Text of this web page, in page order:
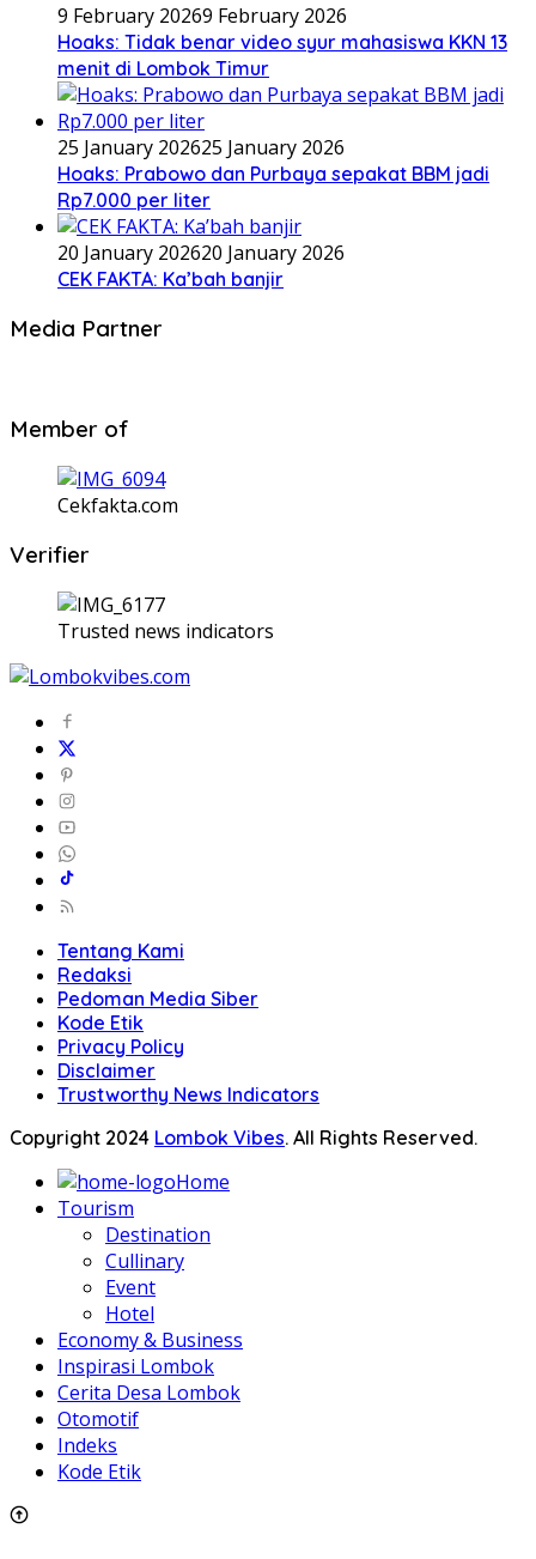
9 February 20269 February 2026
Hoaks: Tidak benar video syur mahasiswa KKN 13
menit di Lombok Timur
25 January 202625 January 2026
Hoaks: Prabowo dan Purbaya sepakat BBM jadi
Rp7.000 per liter
20 January 202620 January 2026
CEK FAKTA: Ka’bah banjir
Media Partner
Member of
Cekfakta.com
Verifier
Trusted news indicators
Tentang Kami
Redaksi
Pedoman Media Siber
Kode Etik
Privacy Policy
Disclaimer
Trustworthy News Indicators
Copyright 2024 Lombok Vibes. All Rights Reserved.
Home
Tourism
Destination
Cullinary
Event
Hotel
Economy & Business
Inspirasi Lombok
Cerita Desa Lombok
Otomotif
Indeks
Kode Etik